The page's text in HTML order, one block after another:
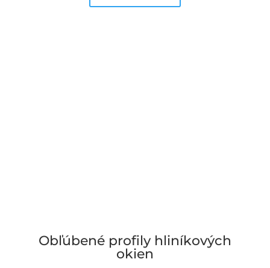
Obľúbené profily hliníkových
okien